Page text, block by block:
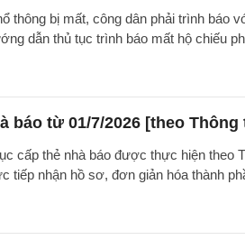
thông bị mất, công dân phải trình
dẫn thủ tục trình báo mất hộ chiếu
báo từ 01/7/2026 [theo Thông
cấp thẻ nhà báo được thực hiện
tiếp nhận hồ sơ, đơn giản hóa thành